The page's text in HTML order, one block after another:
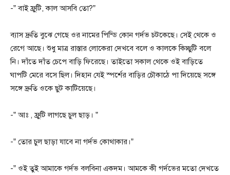
-” বাই ফ্রুটি, কাল আসবি তো?”
ব্যাস দ্রুতি বুঝে গেছে ওর নামের পিন্ডি কোন গর্দভ চটকেছে। সেই থেকে ও
রেগে আছে। শুধু মাত্র রাস্তার লোকেরা দেখবে বলে ও কালকে কিচ্ছুটি বলে
নি। দাঁতে দাঁত চেপে বাড়ি ফিরেছে। তাইতো সকাল থেকে ওই বাড়িতে
ঘাপটি মেরে বসে ছিল। দিহান যেই স্পর্শের বাড়ির চৌকাঠে পা দিয়েছে সঙ্গে
সঙ্গে দ্রুতি ওকে ছুট কাটিয়েছে।
-” আঃ , ফ্রুটি লাগছে চুল ছাড়। ”
-” তোর চুল ছাড়া যাবে না গর্দভ কোথাকার।”
-” ওই তুই আমাকে গর্দভ বলবিনা একদম। আমকে কী গর্দভের মতো দেখতে